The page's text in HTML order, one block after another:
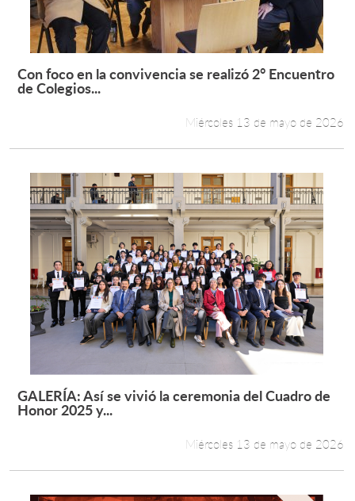
Leer más +
Con foco en la convivencia se realizó 2° Encuentro
de Colegios...
Miércoles 13 de mayo de 2026
Leer más +
GALERÍA: Así se vivió la ceremonia del Cuadro de
Honor 2025 y...
Miércoles 13 de mayo de 2026